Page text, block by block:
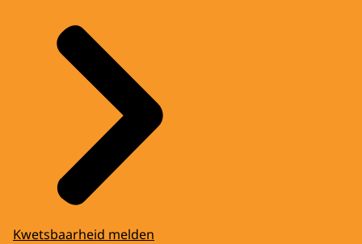
Kwetsbaarheid melden